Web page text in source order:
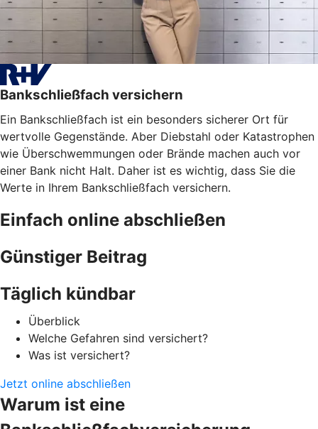
Bankschließfach versichern
Ein Bankschließfach ist ein besonders sicherer Ort für
wertvolle Gegenstände. Aber Diebstahl oder Katastrophen
wie Überschwemmungen oder Brände machen auch vor
einer Bank nicht Halt. Daher ist es wichtig, dass Sie die
Werte in Ihrem Bankschließfach versichern.
Einfach online abschließen
Günstiger Beitrag
Täglich kündbar
Überblick
Welche Gefahren sind versichert?
Was ist versichert?
Jetzt online abschließen
Warum ist eine